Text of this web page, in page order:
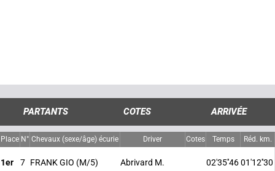
PARTANTS COTES ARRIVÉE
Place N° Chevaux (sexe/âge) écurie Driver Cotes Temps Réd. km.
1er 7 FRANK GIO (M/5) Abrivard M. 02'35''4601'12''30